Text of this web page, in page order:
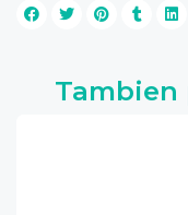
Tambien